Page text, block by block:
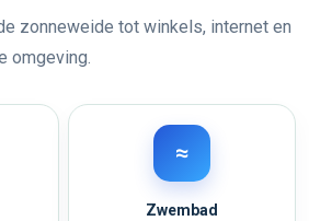
zonneweide tot winkels, internet en
omgeving.
≈
Zwembad